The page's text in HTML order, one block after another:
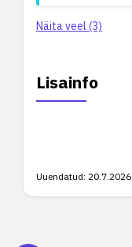
Näita veel (3)
Lisainfo
Uuendatud: 20.7.2026